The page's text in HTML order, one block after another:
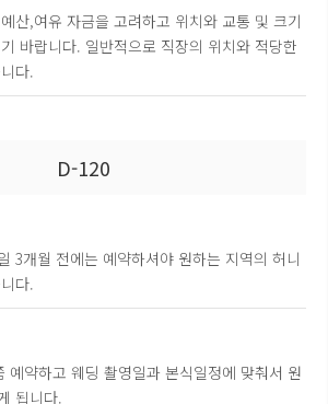
산,여유 자금을 고려하고 위치와 교통 및 크기
바랍니다. 일반적으로 직장의 위치와 적당한
다.
D-120
3개월 전에는 예약하셔야 원하는 지역의 허니
다.
예약하고 웨딩 촬영일과 본식일정에 맞춰서 원
됩니다.